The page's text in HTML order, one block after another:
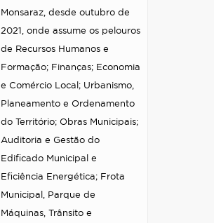
Monsaraz, desde outubro de
2021, onde assume os pelouros
de Recursos Humanos e
Formação; Finanças; Economia
e Comércio Local; Urbanismo,
Planeamento e Ordenamento
do Território; Obras Municipais;
Auditoria e Gestão do
Edificado Municipal e
Eficiência Energética; Frota
Municipal, Parque de
Máquinas, Trânsito e